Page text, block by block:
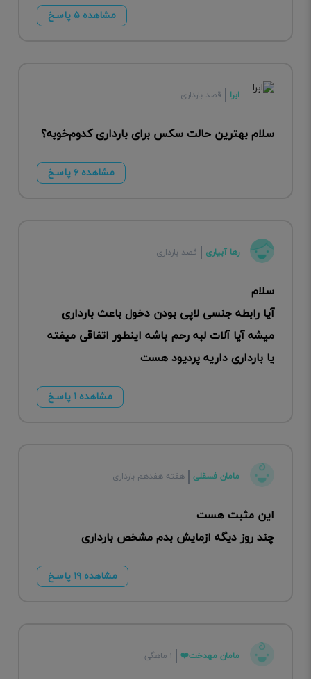
مشاهده ۵ پاسخ
ابرا قصد بارداری
سلام بهترین حالت سکس برای بارداری کدوم‌خوبه؟
مشاهده ۶ پاسخ
رها آبیاری قصد بارداری
سلام
آیا رابطه جنسی لاپی بودن دخول باعث بارداری
میشه آیا آلات لبه رحم باشه اینطور اتفاقی میفته
یا بارداری داریه پردیود هست
مشاهده ۱ پاسخ
مامان فسقلی هفته هفدهم بارداری
این مثبت هست
چند روز دیگه ازمایش بدم مشخص بارداری
مشاهده ۱۹ پاسخ
مامان مهدخت❤️ ۱ ماهگی